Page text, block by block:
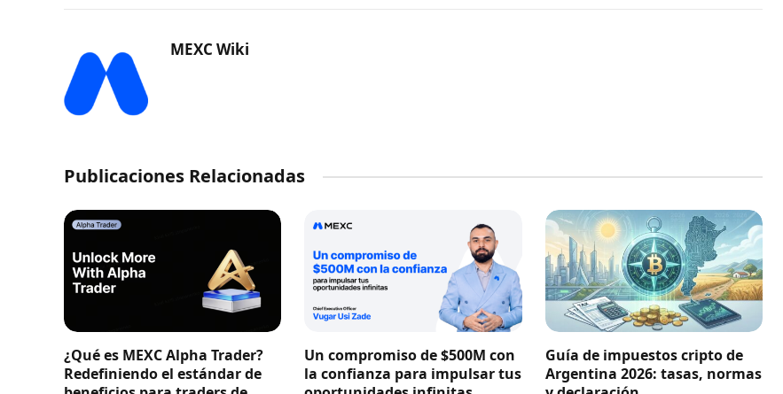
MEXC Wiki
Publicaciones Relacionadas
¿Qué es MEXC Alpha Trader?
Redefiniendo el estándar de
Un compromiso de $500M con
la confianza para impulsar tus
Guía de impuestos cripto de
Argentina 2026: tasas, normas